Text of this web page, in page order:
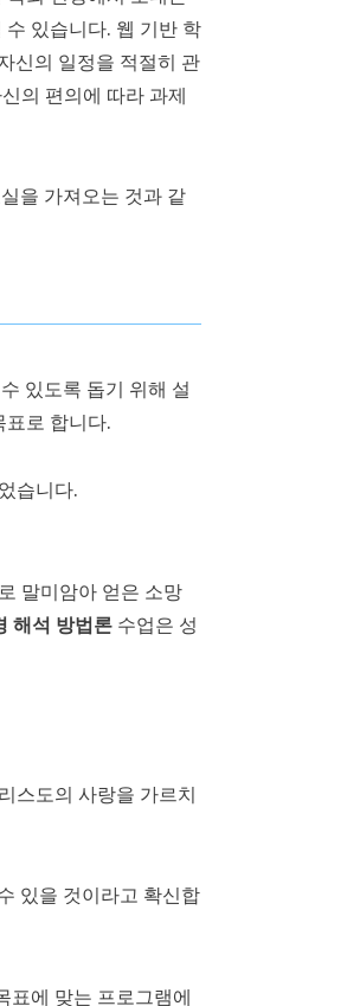
있습니다. 웹 기반 학
신의 일정을 적절히 관
의 편의에 따라 과제
을 가져오는 것과 같
있도록 돕기 위해 설
로 합니다.
습니다.
말미암아 얻은 소망
해석 방법론 수업은 성
스도의 사랑을 가르치
있을 것이라고 확신합
표에 맞는 프로그램에